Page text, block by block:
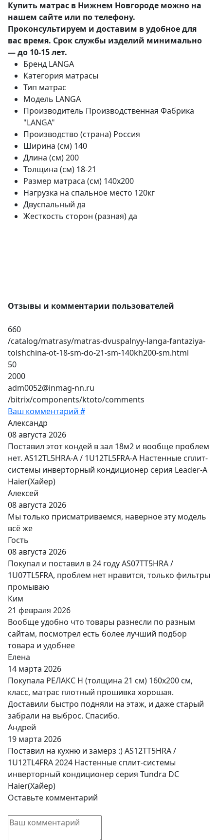
Купить матрас в Нижнем Новгороде можно на
нашем сайте или по телефону.
Проконсультируем и доставим в удобное для
вас время. Срок службы изделий минимально
— до 10-15 лет.
Бренд LANGA
Категория матрасы
Тип матрас
Модель LANGA
Производитель Производственная Фабрика
"LANGA"
Производство (страна) Россия
Ширина (см) 140
Длина (см)200
Толщина (см) 18-21
Размер матраса (см) 140х200
Нагрузка на спальное место 120кг
Двуспальный да
Жесткость сторон (разная)да
Отзывы и комментарии пользователей
660
/catalog/matrasy/matras-dvuspalnyy-langa-fantaziya-
tolshchina-ot-18-sm-do-21-sm-140kh200-sm.html
50
2000
adm0052@inmag-nn.ru
/bitrix/components/ktoto/comments
Ваш комментарий #
Александр
08 августа 2026
Поставил этот кондей в зал 18м2 и вообще проблем
нет. AS12TL5HRA-A / 1U12TL5FRA-A Настенные сплит-
системы инверторный кондиционер серия Leader-A
Haier(Хайер)
Алексей
08 августа 2026
Мы только присматриваемся, наверное эту модель
всё же
Гость
08 августа 2026
Покупал и поставил в 24 году AS07TT5HRA /
1U07TL5FRA, проблем нет нравится, только фильтры
промываю
Ким
21 февраля 2026
Вообще удобно что товары разнесли по разным
сайтам, посмотрел есть более лучший подбор
товара и удобнее
Елена
14 марта 2026
Покупала РЕЛАКС Н (толщина 21 см) 160х200 см,
класс, матрас плотный прошивка хорошая.
Доставили быстро подняли на этаж, и даже старый
забрали на выброс. Спасибо.
Андрей
19 марта 2026
Поставил на кухню и замерз :) AS12TT5HRA /
1U12TL4FRA 2024 Настенные сплит-системы
инверторный кондиционер серия Tundra DC
Haier(Хайер)
Оставьте комментарий